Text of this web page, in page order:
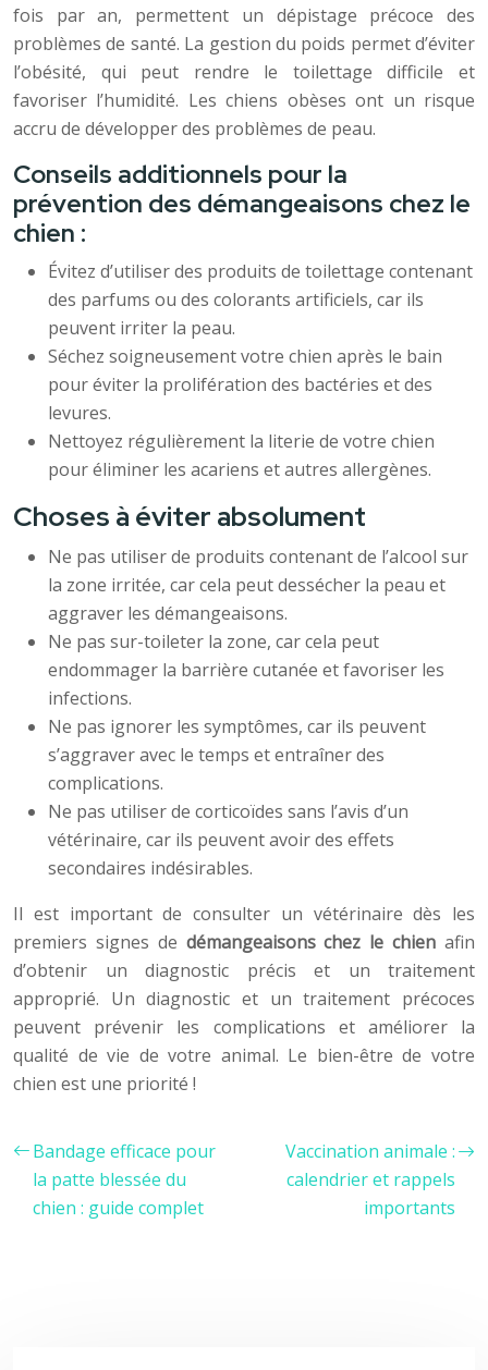
fois par an, permettent un dépistage précoce des
problèmes de santé. La gestion du poids permet d’éviter
l’obésité, qui peut rendre le toilettage difficile et
favoriser l’humidité. Les chiens obèses ont un risque
accru de développer des problèmes de peau.
Conseils additionnels pour la
prévention des démangeaisons chez le
chien :
Évitez d’utiliser des produits de toilettage contenant
des parfums ou des colorants artificiels, car ils
peuvent irriter la peau.
Séchez soigneusement votre chien après le bain
pour éviter la prolifération des bactéries et des
levures.
Nettoyez régulièrement la literie de votre chien
pour éliminer les acariens et autres allergènes.
Choses à éviter absolument
Ne pas utiliser de produits contenant de l’alcool sur
la zone irritée, car cela peut dessécher la peau et
aggraver les démangeaisons.
Ne pas sur-toileter la zone, car cela peut
endommager la barrière cutanée et favoriser les
infections.
Ne pas ignorer les symptômes, car ils peuvent
s’aggraver avec le temps et entraîner des
complications.
Ne pas utiliser de corticoïdes sans l’avis d’un
vétérinaire, car ils peuvent avoir des effets
secondaires indésirables.
Il est important de consulter un vétérinaire dès les
premiers signes de démangeaisons chez le chienafin
d’obtenir un diagnostic précis et un traitement
approprié. Un diagnostic et un traitement précoces
peuvent prévenir les complications et améliorer la
qualité de vie de votre animal. Le bien-être de votre
chien est une priorité !
Bandage efficace pour
la patte blessée du
chien : guide complet
Vaccination animale :
calendrier et rappels
importants